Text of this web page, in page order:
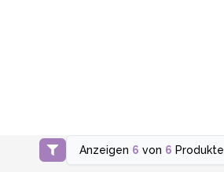
Anzeigen 6 von 6 Produkte
Anmelden oder Registrieren
für Großhandelspreise